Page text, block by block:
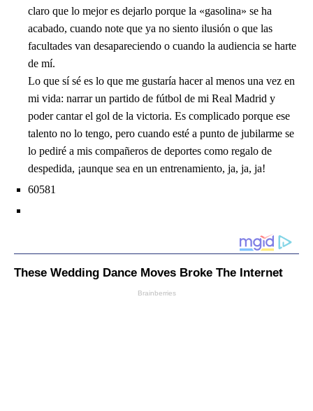
claro que lo mejor es dejarlo porque la «gasolina» se ha
acabado, cuando note que ya no siento ilusión o que las
facultades van desapareciendo o cuando la audiencia se harte
de mí.
Lo que sí sé es lo que me gustaría hacer al menos una vez en
mi vida: narrar un partido de fútbol de mi Real Madrid y
poder cantar el gol de la victoria. Es complicado porque ese
talento no lo tengo, pero cuando esté a punto de jubilarme se
lo pediré a mis compañeros de deportes como regalo de
despedida, ¡aunque sea en un entrenamiento, ja, ja, ja!
60581